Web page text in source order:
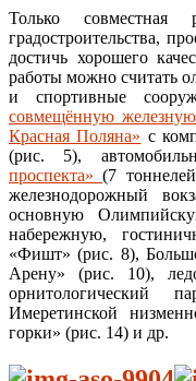
Только совместная
градостроительства,
достичь хорошего
работы можно считать
и спортивные
совмещённую
Красная Поляна» с
(рис. 5),
проспекта»(7
железнодорожный
основную
набережную,
«Фишт» (рис. 8),
Арену» (рис. 10),
Имеретинской
горки» (рис. 14) и др.